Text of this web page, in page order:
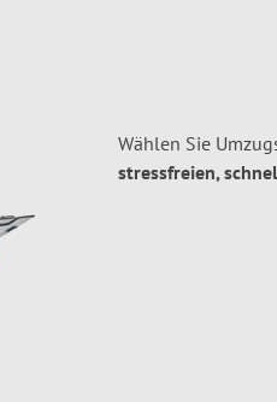
Wählen Sie
stressfreien,